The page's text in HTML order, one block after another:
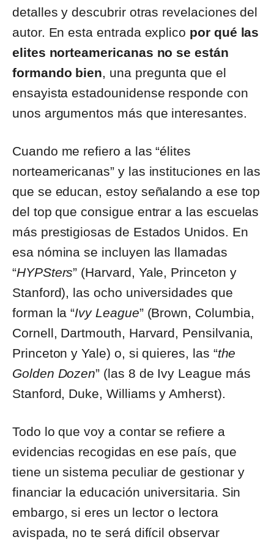
detalles y descubrir otras revelaciones del
autor. En esta entrada explico por qué las
elites norteamericanas no se están
formando bien, una pregunta que el
ensayista estadounidense responde con
unos argumentos más que interesantes.
Cuando me refiero a las “élites
norteamericanas” y las instituciones en las
que se educan, estoy señalando a ese top
del top que consigue entrar a las escuelas
más prestigiosas de Estados Unidos. En
esa nómina se incluyen las llamadas
“HYPSters” (Harvard, Yale, Princeton y
Stanford), las ocho universidades que
forman la “Ivy League” (Brown, Columbia,
Cornell, Dartmouth, Harvard, Pensilvania,
Princeton y Yale) o, si quieres, las “the
Golden Dozen” (las 8 de Ivy League más
Stanford, Duke, Williams y Amherst).
Todo lo que voy a contar se refiere a
evidencias recogidas en ese país, que
tiene un sistema peculiar de gestionar y
financiar la educación universitaria. Sin
embargo, si eres un lector o lectora
avispada, no te será difícil observar